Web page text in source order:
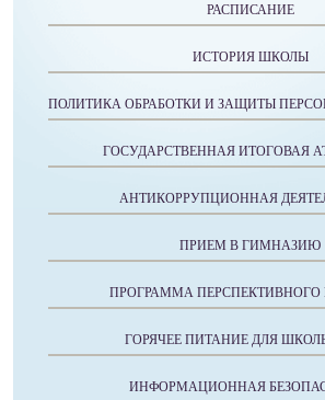
РАСПИСАНИЕ
ИСТОРИЯ ШКОЛЫ
ПОЛИТИКА ОБРАБОТКИ И ЗАЩИТЫ
ГОСУДАРСТВЕННАЯ ИТОГОВАЯ
АНТИКОРРУПЦИОННАЯ
ПРИЕМ В ГИМНАЗИЮ
ПРОГРАММА ПЕРСПЕКТИВНОГО
ГОРЯЧЕЕ ПИТАНИЕ ДЛЯ
ИНФОРМАЦИОННАЯ